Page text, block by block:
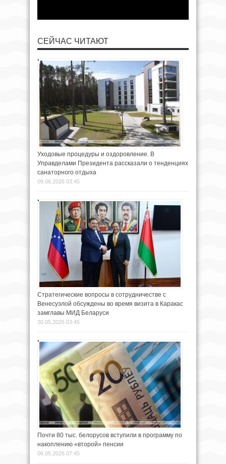
СЕЙЧАС ЧИТАЮТ
Уходовые процедуры и оздоровление. В
Управделами Президента рассказали о тенденциях
санаторного отдыха
09.06.2026 03:45
Стратегические вопросы в сотрудничестве с
Венесуэлой обсуждены во время визита в Каракас
замглавы МИД Беларуси
30.05.2026 03:45
Почти 80 тыс. белорусов вступили в программу по
накоплению «второй» пенсии
06.05.2026 07:45